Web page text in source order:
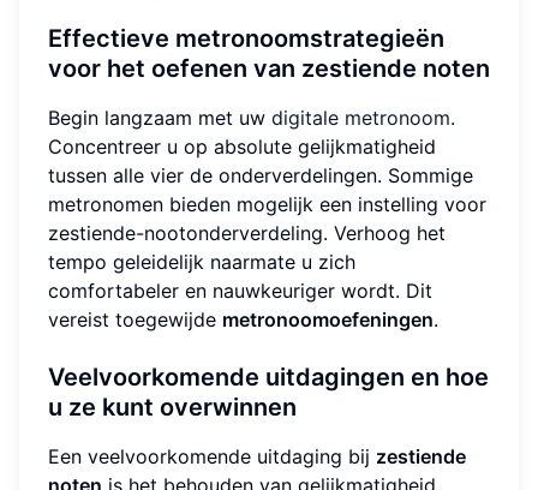
Effectieve metronoomstrategieën
voor het oefenen van zestiende noten
Begin langzaam met uw digitale metronoom.
Concentreer u op absolute gelijkmatigheid
tussen alle vier de onderverdelingen. Sommige
metronomen bieden mogelijk een instelling voor
zestiende-nootonderverdeling. Verhoog het
tempo geleidelijk naarmate u zich
comfortabeler en nauwkeuriger wordt. Dit
vereist toegewijde metronoomoefeningen.
Veelvoorkomende uitdagingen en hoe
u ze kunt overwinnen
Een veelvoorkomende uitdaging bij zestiende